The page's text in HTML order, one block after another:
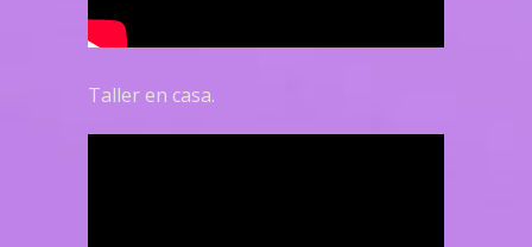
Taller en casa.